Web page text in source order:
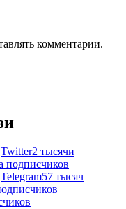
комментарии.
Twitter2 тысячи
подписчиков
Telegram57 тысяч